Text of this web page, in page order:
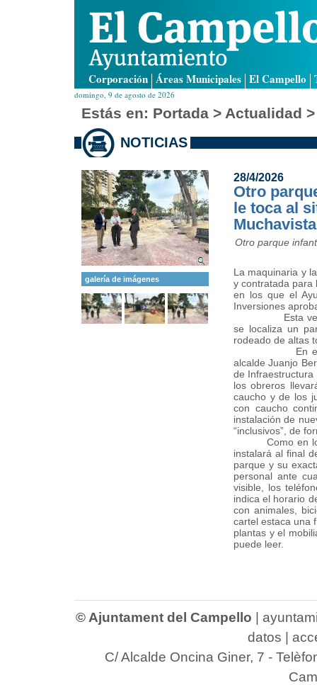
Corporación Áreas Municipales El Campello
domingo, 9 de agosto de 2026
Estás en: Portada > Actualidad
NOTICIAS
galería de imágenes
28/4/2026
Otro
le toca al
Muchavista
Otro parque
La maquinaria y
y contratada para
en los que el
Inversiones
Esta vez la
se localiza un
rodeado de altas
En este
alcalde Juanjo
de Infraestructura
los obreros
caucho y de los
con caucho
instalación de
“inclusivos”, de
Como en
instalará al final
parque y su
personal ante
visible, los
indica el horario
con animales,
cartel estaca una
plantas y el
puede leer.
© Ajuntament del Campello
datos
C/ Alcalde Oncina Giner, 7 -